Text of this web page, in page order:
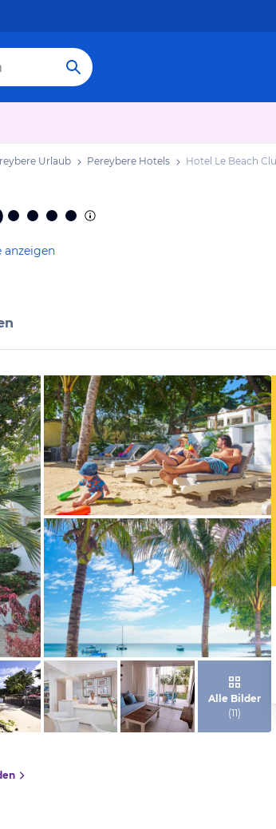
Urlaub Pereybere Hotels Hotel Le Beach
anzeigen
von Expedia
von Expedia
Alle Bilder
(11)